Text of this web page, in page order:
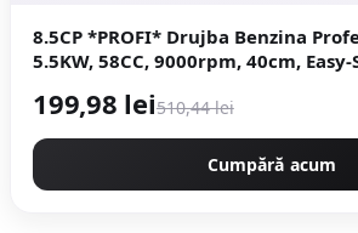
8.5CP *PROFI* Drujba Benzina
5.5KW, 58CC, 9000rpm, 40cm,
199,98 lei510,44 lei
Cumpără acum